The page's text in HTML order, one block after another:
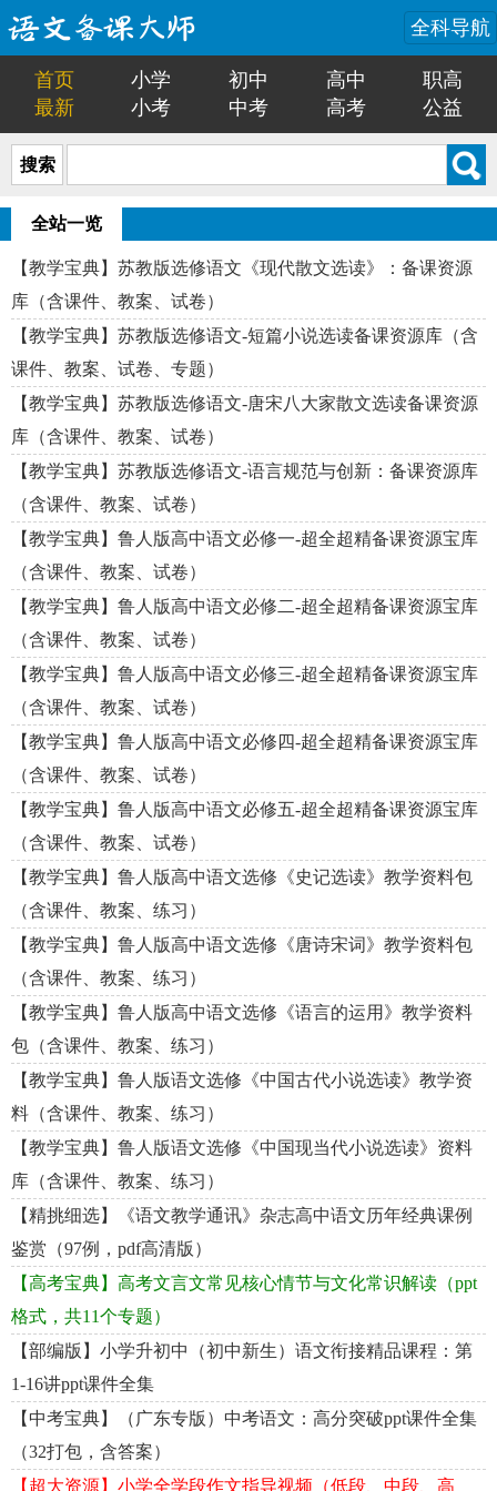
全科导航
首页 小学 初中 高中
职高
最新
小考 中考 高考 公益
搜索
全站一览
【教学宝典】苏教版选修语文《现代散文选读》：备课资源
库（含课件、教案、试卷）
【教学宝典】苏教版选修语文-短篇小说选读备课资源库（含
课件、教案、试卷、专题）
【教学宝典】苏教版选修语文-唐宋八大家散文选读备课资源
库（含课件、教案、试卷）
【教学宝典】苏教版选修语文-语言规范与创新：备课资源库
（含课件、教案、试卷）
【教学宝典】鲁人版高中语文必修一-超全超精备课资源宝库
（含课件、教案、试卷）
【教学宝典】鲁人版高中语文必修二-超全超精备课资源宝库
（含课件、教案、试卷）
【教学宝典】鲁人版高中语文必修三-超全超精备课资源宝库
（含课件、教案、试卷）
【教学宝典】鲁人版高中语文必修四-超全超精备课资源宝库
（含课件、教案、试卷）
【教学宝典】鲁人版高中语文必修五-超全超精备课资源宝库
（含课件、教案、试卷）
【教学宝典】鲁人版高中语文选修《史记选读》教学资料包
（含课件、教案、练习）
【教学宝典】鲁人版高中语文选修《唐诗宋词》教学资料包
（含课件、教案、练习）
【教学宝典】鲁人版高中语文选修《语言的运用》教学资料
包（含课件、教案、练习）
【教学宝典】鲁人版语文选修《中国古代小说选读》教学资
料（含课件、教案、练习）
【教学宝典】鲁人版语文选修《中国现当代小说选读》资料
库（含课件、教案、练习）
【精挑细选】《语文教学通讯》杂志高中语文历年经典课例
鉴赏（97例，pdf高清版）
【高考宝典】高考文言文常见核心情节与文化常识解读（ppt
格式，共11个专题）
【部编版】小学升初中（初中新生）语文衔接精品课程：第
1-16讲ppt课件全集
【中考宝典】（广东专版）中考语文：高分突破ppt课件全集
（32打包，含答案）
【超大资源】小学全学段作文指导视频（低段、中段、高